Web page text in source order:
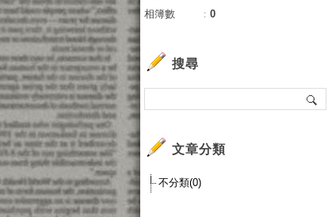
相簿數
： 0
搜尋
文章分類
不分類(0)